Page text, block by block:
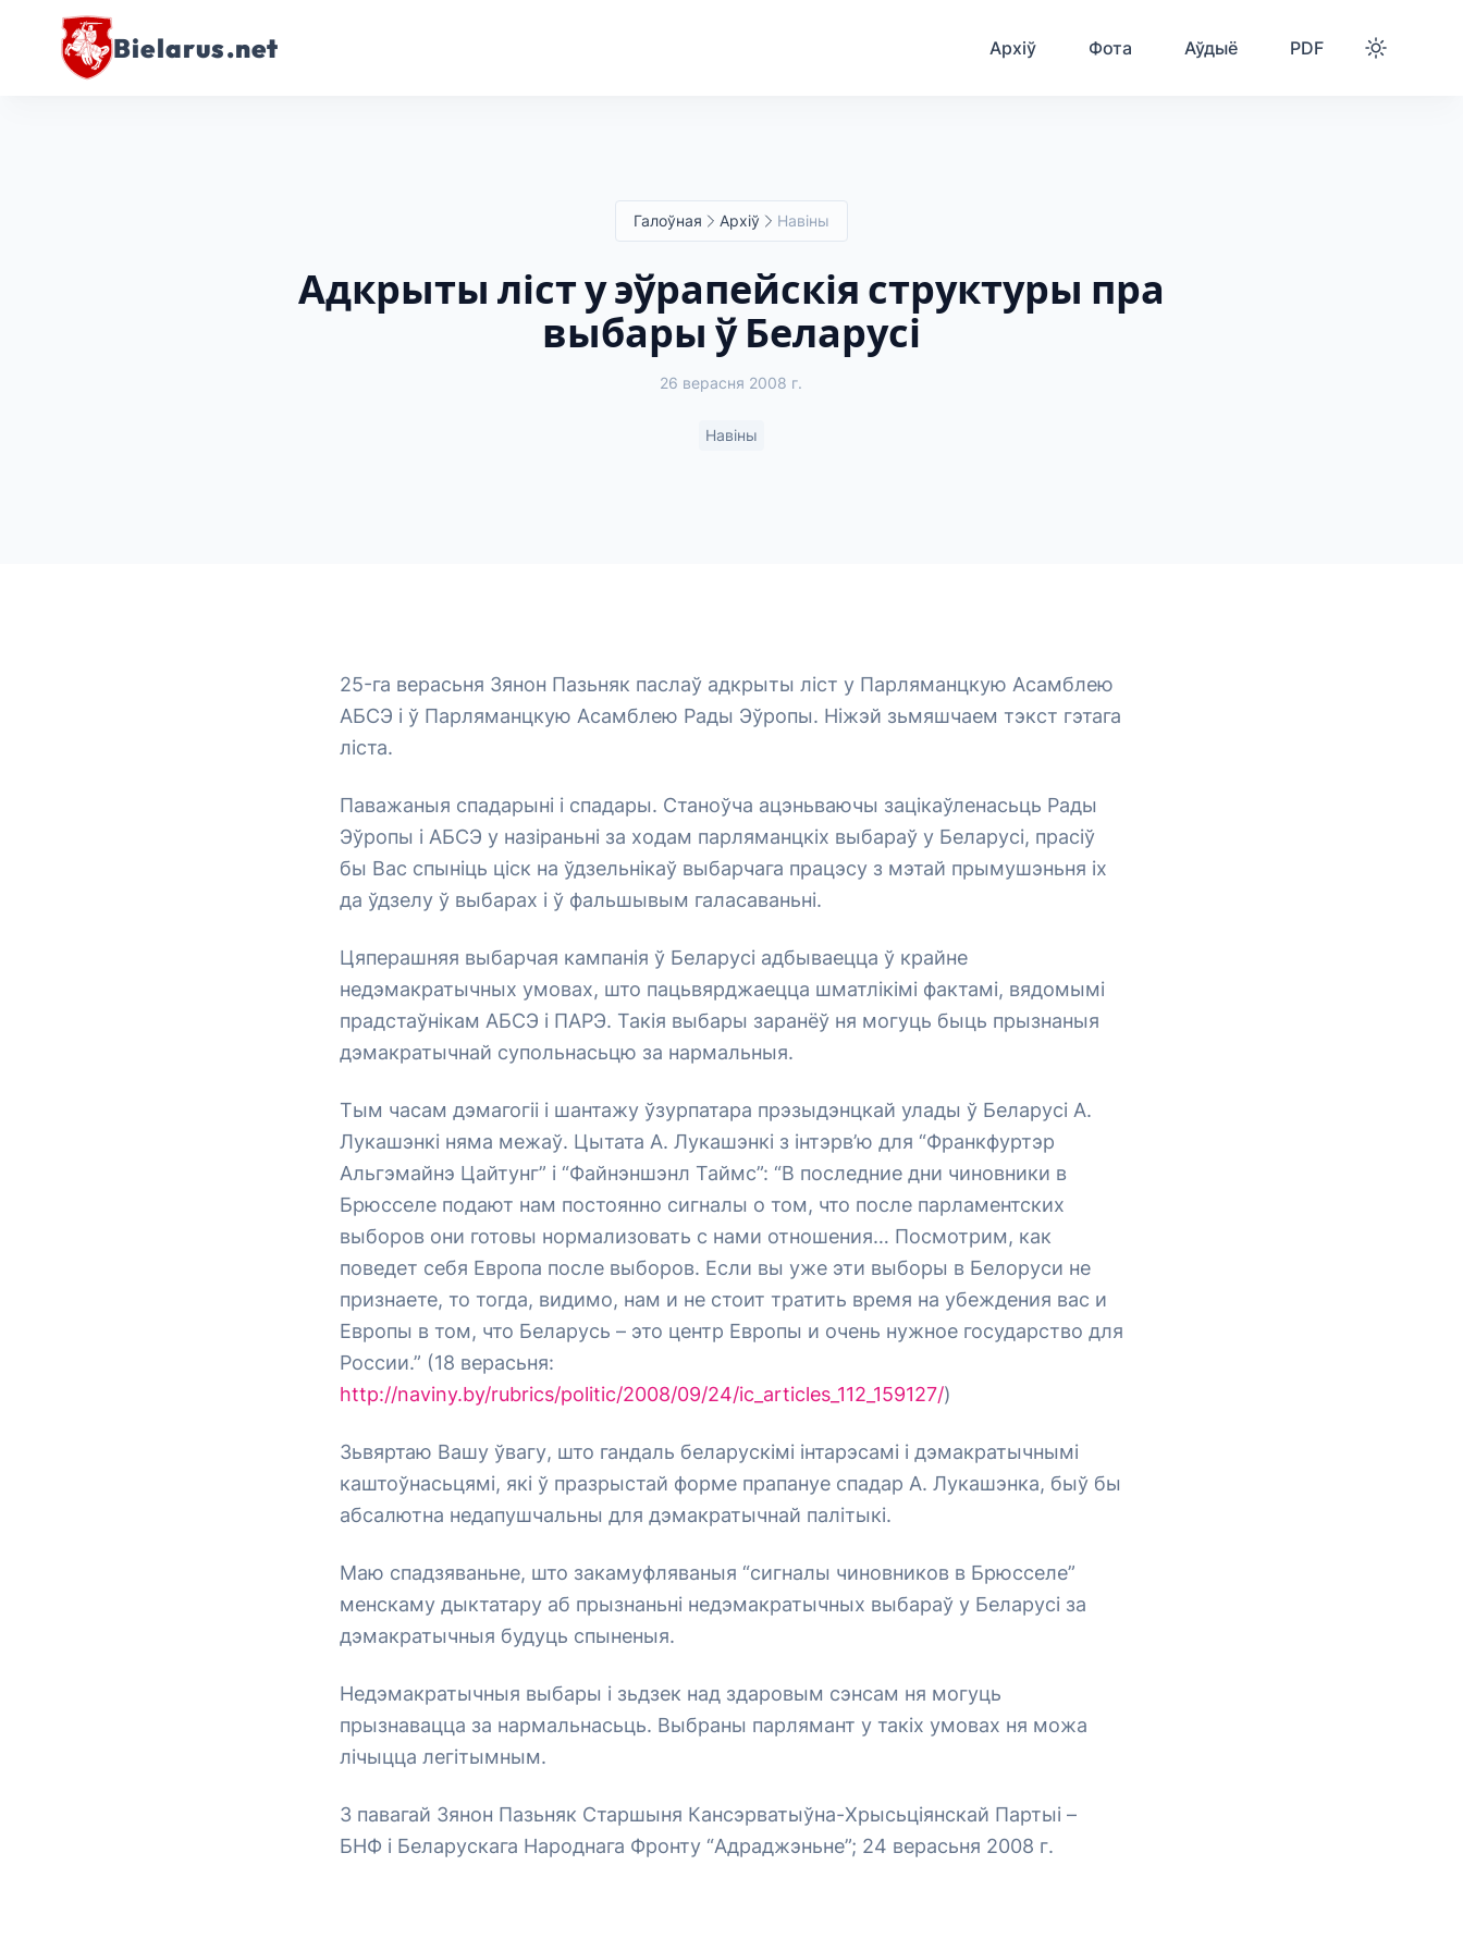
Bielarus.net Архіў Фота Аўдыё PDF
Галоўная Архіў Навіны
Адкрыты ліст у эўрапейскія структуры пра
выбары ў Беларусі
26 верасня 2008 г.
Навіны
25-га верасьня Зянон Пазьняк паслаў адкрыты ліст у Парляманцкую Асамблею
АБСЭ і ў Парляманцкую Асамблею Рады Эўропы. Ніжэй зьмяшчаем тэкст гэтага
ліста.
Паважаныя спадарыні і спадары. Станоўча ацэньваючы зацікаўленасьць Рады
Эўропы і АБСЭ у назіраньні за ходам парляманцкіх выбараў у Беларусі, прасіў
бы Вас спыніць ціск на ўдзельнікаў выбарчага працэсу з мэтай прымушэньня іх
да ўдзелу ў выбарах і ў фальшывым галасаваньні.
Цяперашняя выбарчая кампанія ў Беларусі адбываецца ў крайне
недэмакратычных умовах, што пацьвярджаецца шматлікімі фактамі, вядомымі
прадстаўнікам АБСЭ і ПАРЭ. Такія выбары заранёў ня могуць быць прызнаныя
дэмакратычнай супольнасьцю за нармальныя.
Тым часам дэмагогіі і шантажу ўзурпатара прэзыдэнцкай улады ў Беларусі А.
Лукашэнкі няма межаў. Цытата А. Лукашэнкі з інтэрв’ю для “Франкфуртэр
Альгэмайнэ Цайтунг” і “Файнэншэнл Таймс”: “В последние дни чиновники в
Брюсселе подают нам постоянно сигналы о том, что после парламентских
выборов они готовы нормализовать с нами отношения… Посмотрим, как
поведет себя Европа после выборов. Если вы уже эти выборы в Белоруси не
признаете, то тогда, видимо, нам и не стоит тратить время на убеждения вас и
Европы в том, что Беларусь – это центр Европы и очень нужное государство для
России.” (18 верасьня:
http://naviny.by/rubrics/politic/2008/09/24/ic_articles_112_159127/)
Зьвяртаю Вашу ўвагу, што гандаль беларускімі інтарэсамі і дэмакратычнымі
каштоўнасьцямі, які ў празрыстай форме прапануе спадар А. Лукашэнка, быў бы
абсалютна недапушчальны для дэмакратычнай палітыкі.
Маю спадзяваньне, што закамуфляваныя “сигналы чиновников в Брюсселе”
менскаму дыктатару аб прызнаньні недэмакратычных выбараў у Беларусі за
дэмакратычныя будуць спыненыя.
Недэмакратычныя выбары і зьдзек над здаровым сэнсам ня могуць
прызнавацца за нармальнасьць. Выбраны парлямант у такіх умовах ня можа
лічыцца легітымным.
З павагай Зянон Пазьняк Старшыня Кансэрватыўна-Хрысьціянскай Партыі –
БНФ і Беларускага Народнага Фронту “Адраджэньне”; 24 верасьня 2008 г.